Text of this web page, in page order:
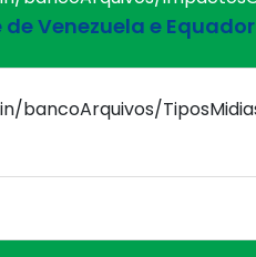
Venezuela e Equador